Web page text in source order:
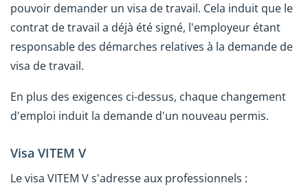
pouvoir demander un visa de travail. Cela induit que le
contrat de travail a déjà été signé, l'employeur étant
responsable des démarches relatives à la demande de
visa de travail.
En plus des exigences ci-dessus, chaque changement
d'emploi induit la demande d'un nouveau permis.
Visa VITEM V
Le visa VITEM V s'adresse aux professionnels :